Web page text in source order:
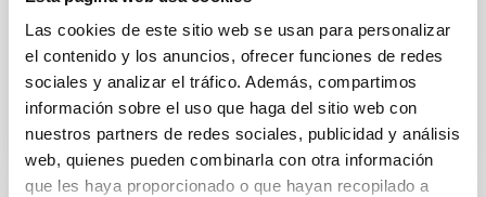
Las cookies de este sitio web se usan para personalizar
el contenido y los anuncios, ofrecer funciones de redes
sociales y analizar el tráfico. Además, compartimos
información sobre el uso que haga del sitio web con
nuestros partners de redes sociales, publicidad y análisis
web, quienes pueden combinarla con otra información
que les haya proporcionado o que hayan recopilado a